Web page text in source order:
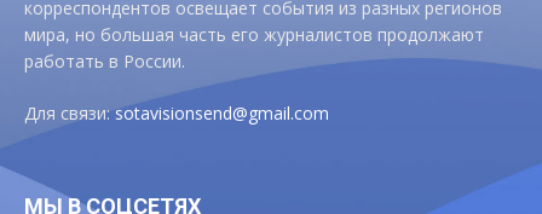
корреспондентов освещает события из разных регионов
мира, но большая часть его журналистов продолжают
работать в России.
Для связи:sotavisionsend@gmail.com
МЫ В СОЦСЕТЯХ